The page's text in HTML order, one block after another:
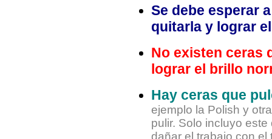
Se debe esperar
quitarla y lograr
No existen ceras
lograr el brillo
Hay ceras que
ejemplo la Polish y
pulir. Solo incluyo
dañar el trabajo con el